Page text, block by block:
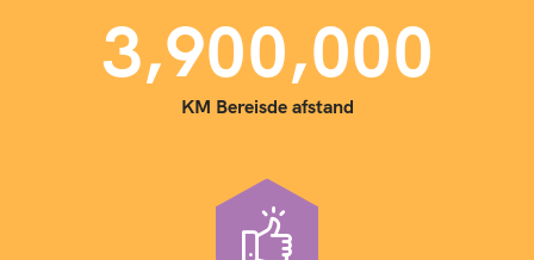
3,900,000
KM Bereisde afstand